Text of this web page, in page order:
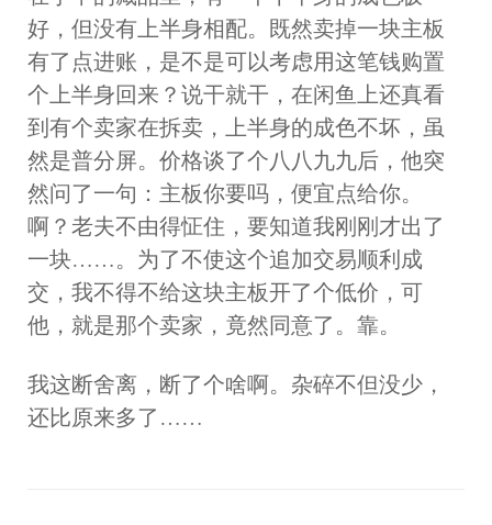
好，但没有上半身相配。既然卖掉一块主板
有了点进账，是不是可以考虑用这笔钱购置
个上半身回来？说干就干，在闲鱼上还真看
到有个卖家在拆卖，上半身的成色不坏，虽
然是普分屏。价格谈了个八八九九后，他突
然问了一句：主板你要吗，便宜点给你。
啊？老夫不由得怔住，要知道我刚刚才出了
一块……。为了不使这个追加交易顺利成
交，我不得不给这块主板开了个低价，可
他，就是那个卖家，竟然同意了。靠。
我这断舍离，断了个啥啊。杂碎不但没少，
还比原来多了……